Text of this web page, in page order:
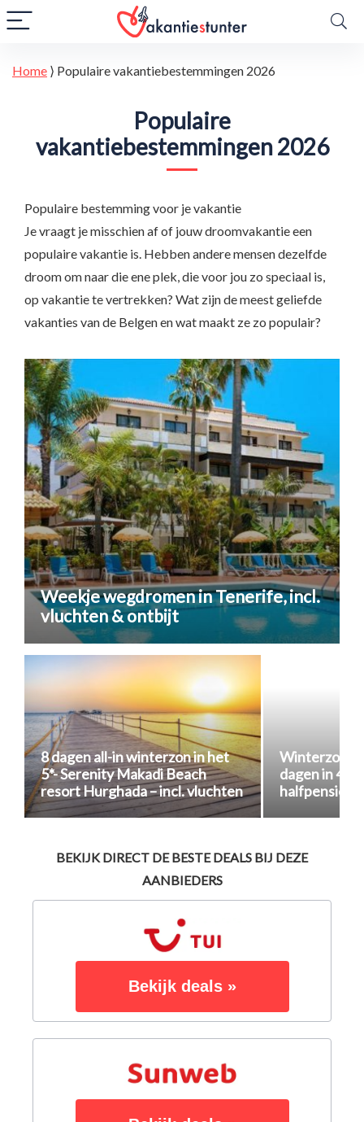
Home ⟩ Populaire vakantiebestemmingen 2026
Populaire
vakantiebestemmingen 2026
Populaire bestemming voor je vakantie
Je vraagt je misschien af of jouw droomvakantie een
populaire vakantie is. Hebben andere mensen dezelfde
droom om naar die ene plek, die voor jou zo speciaal is,
op vakantie te vertrekken? Wat zijn de meest geliefde
vakanties van de Belgen en wat maakt ze zo populair?
Weekje wegdromen in Tenerife, incl.
vluchten & ontbijt
8 dagen all-in winterzon in het
5*- Serenity Makadi Beach
resort Hurghada – incl. vluchten
dagen in 4*-
halfpension
BEKIJK DIRECT DE BESTE DEALS BIJ DEZE
AANBIEDERS
Bekijk deals »